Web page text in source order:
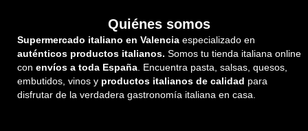
Quiénes somos
Supermercado italiano en Valencia especializado en
auténticos productos italianos. Somos tu tienda italiana online
con envíos a toda España . Encuentra pasta, salsas, quesos,
embutidos, vinos y productos italianos de calidad para
disfrutar de la verdadera gastronomía italiana en casa.